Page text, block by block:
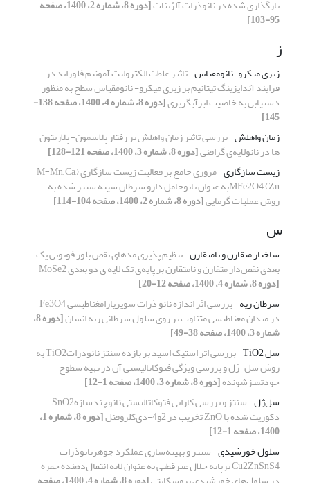
بارگذاری شده در نانوذرات آلژینات [دوره 8، شماره 2، 1400، صفحه
95-103]
ز
زبری میکرو-نانومقیاس تاثیر غلظت الکترولیت آمونیم فلوراید در
فرایند آندایزینگ تیتانیم بر زبری میکرو- نانومقیاس سطح به منظور
دستیابی به خاصیت ابرآبگریزی [دوره 8، شماره 4، 1400، صفحه 138-
145]
زمان واهلش بررسی تاثیر زمان واهلش بر رفتار پلاسمون- پلاریتون
ها در نانولایه‌ی گرافنی[دوره 8، شماره 3، 1400، صفحه 121-128]
زیست سازگاری
مروری جامع بر فعالیت زیست سازگاری (M=Mn, Ca,
Zn) MFe2O4به عنوان نانوحامل دارو سرطان سینه سنتز شده به
روش عملیات گرمایی[دوره 8، شماره 2، 1400، صفحه 104-114]
س
ساختار متقارن و نامتقارن تنظیم پذیری مدهای نقص بلور فوتونی یک
بعدی نقص‌دار متقارن و نامتقارن بر پایه‌ی تک لایه ی دو بعدی MoSe2
[دوره 8، شماره 4، 1400، صفحه 12-20]
سرطان ریه
بررسی اثر اندازه نانو ذرات سوپرپارامغناطیسی Fe3O4
در میدان مغناطیسی متناوب بر روی سلول سرطانی ریه انسان [دوره 8،
شماره 3، 1400، صفحه 38-49]
سل TiO2
بررسی اثر استیک اسید بر بازده سنتز نانوذراتTiO2 به
روش سل-ژل و بررسی ویژگی فتوکاتالیستی آن در تهیه سطوح
خودتمیزشونده[دوره 8، شماره 3، 1400، صفحه 1-12]
سل‌ژل
سنتز و بررسی کارایی فتوکاتالیستی نانوچندسازهSnO2
دکوریت شده با ZnO تخریب در 2و4-دی‌کلروفنل [دوره 8، شماره 1،
1400، صفحه 1-12]
سلول خورشیدی سنتز و بهینه‌سازی عملکرد جوهرنانوذرات
Cu2ZnSnS4 برپایه حلال غیرقطبی به عنوان لایه انتقال‌دهنده حفره